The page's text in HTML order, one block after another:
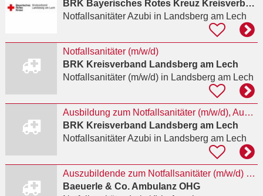
BRK Bayerisches Rotes Kreuz Kreisverband Landsberg Am Lech
Notfallsanitäter Azubi in Landsberg am Lech
Notfallsanitäter (m/w/d)
BRK Kreisverband Landsberg am Lech
Notfallsanitäter (m/w/d)in Landsberg am Lech
Ausbildung zum Notfallsanitäter (m/w/d), Ausbildungsbeginn Oktober 2027
BRK Kreisverband Landsberg am Lech
Notfallsanitäter Azubi in Landsberg am Lech
Auszubildende zum Notfallsanitäter (m/w/d) 2027
Baeuerle & Co. Ambulanz OHG